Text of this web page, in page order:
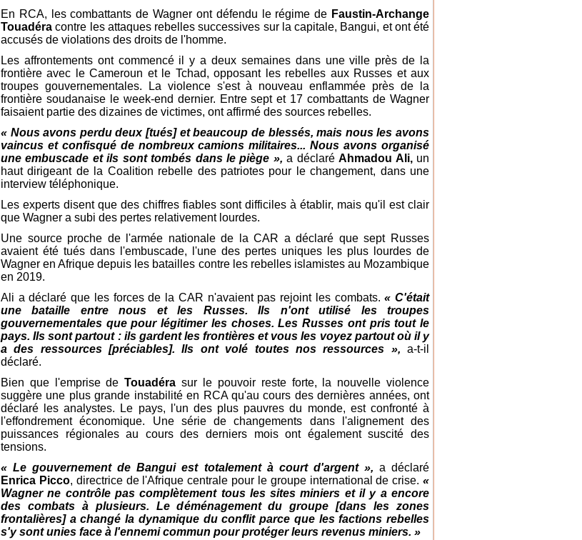
En RCA, les combattants de Wagner ont défendu le régime de Faustin-Archange
Touadéra contre les attaques rebelles successives sur la capitale, Bangui, et ont été
accusés de violations des droits de l'homme.
Les affrontements ont commencé il y a deux semaines dans une ville près de la
frontière avec le Cameroun et le Tchad, opposant les rebelles aux Russes et aux
troupes gouvernementales. La violence s'est à nouveau enflammée près de la
frontière soudanaise le week-end dernier. Entre sept et 17 combattants de Wagner
faisaient partie des dizaines de victimes, ont affirmé des sources rebelles.
« Nous avons perdu deux [tués] et beaucoup de blessés, mais nous les avons
vaincus et confisqué de nombreux camions militaires... Nous avons organisé
une embuscade et ils sont tombés dans le piège », a déclaréAhmadou Ali,un
haut dirigeant de la Coalition rebelle des patriotes pour le changement, dans une
interview téléphonique.
Les experts disent que des chiffres fiables sont difficiles à établir, mais qu'il est clair
que Wagner a subi des pertes relativement lourdes.
Une source proche de l'armée nationale de la CAR a déclaré que sept Russes
avaient été tués dans l'embuscade, l'une des pertes uniques les plus lourdes de
Wagner en Afrique depuis les batailles contre les rebelles islamistes au Mozambique
en 2019.
Ali a déclaré que les forces de la CAR n'avaient pas rejoint les combats.« C'était
une bataille entre nous et les Russes. Ils n'ont utilisé les troupes
gouvernementales que pour légitimer les choses. Les Russes ont pris tout le
pays. Ils sont partout : ils gardent les frontières et vous les voyez partout où il y
a des ressources [préciables]. Ils ont volé toutes nos ressources », a-t-il
déclaré.
Bien que l'emprise deTouadéra sur le pouvoir reste forte, la nouvelle violence
suggère une plus grande instabilité en RCA qu'au cours des dernières années, ont
déclaré les analystes. Le pays, l'un des plus pauvres du monde, est confronté à
l'effondrement économique. Une série de changements dans l'alignement des
puissances régionales au cours des derniers mois ont également suscité des
tensions.
« Le gouvernement de Bangui est totalement à court d'argent », a déclaré
Enrica Picco, directrice de l'Afrique centrale pour le groupe international de crise.«
Wagner ne contrôle pas complètement tous les sites miniers et il y a encore
des combats à plusieurs. Le déménagement du groupe [dans les zones
frontalières] a changé la dynamique du conflit parce que les factions rebelles
s'y sont unies face à l'ennemi commun pour protéger leurs revenus miniers. »